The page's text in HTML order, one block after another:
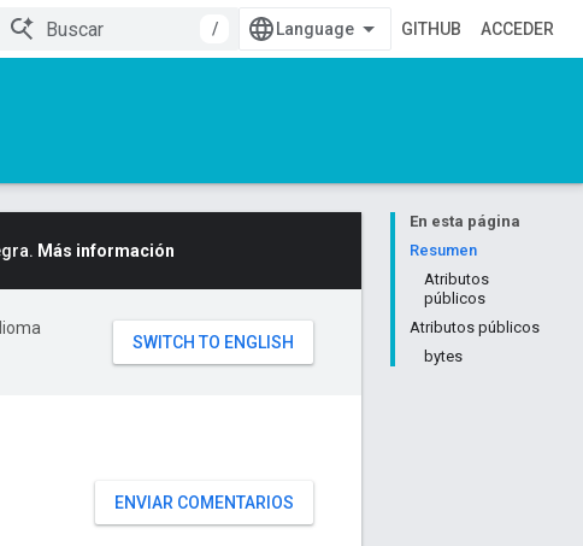
/
GITHUB ACCEDER
En esta página
Resumen
Atributos
públicos
Atributos públicos
bytes
Más información
ENVIAR COMENTARIOS